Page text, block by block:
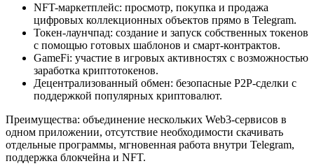
NFT-маркетплейс: просмотр, покупка и продажа
цифровых коллекционных объектов прямо в Telegram.
Токен-лаунчпад: создание и запуск собственных токенов
с помощью готовых шаблонов и смарт-контрактов.
GameFi: участие в игровых активностях с возможностью
заработка криптотокенов.
Децентрализованный обмен: безопасные P2P-сделки с
поддержкой популярных криптовалют.
Преимущества: объединение нескольких Web3-сервисов в
одном приложении, отсутствие необходимости скачивать
отдельные программы, мгновенная работа внутри Telegram,
поддержка блокчейна и NFT.